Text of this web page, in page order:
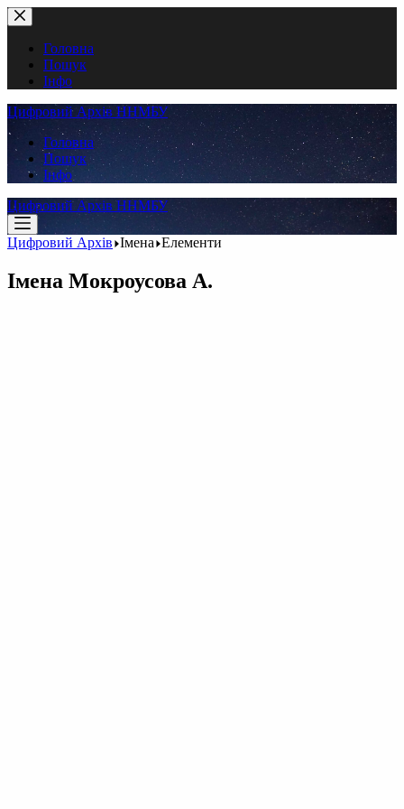
Перейти
до
вмістуГоловна
Пошук
Інфо
Цифровий Архів ННМБУ
Головна
Пошук
Інфо
Цифровий Архів ННМБУ
Цифровий Архів Імена Елементи
Імена Мокроусова А.